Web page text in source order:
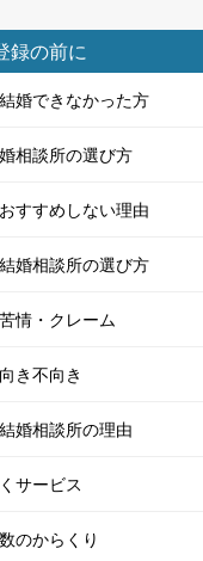
録の前に
婚できなかった方
相談所の選び方
すすめしない理由
婚相談所の選び方
情・クレーム
き不向き
婚相談所の理由
サービス
のからくり